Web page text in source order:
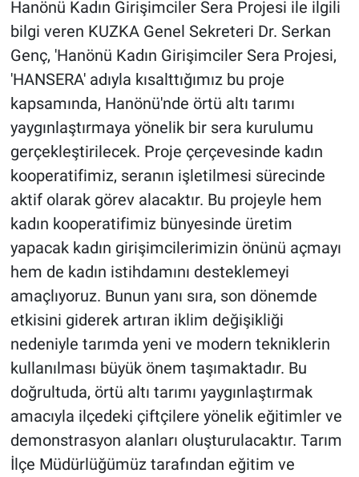
Hanönü Kadın Girişimciler Sera Projesi ile ilgili
bilgi veren KUZKA Genel Sekreteri Dr. Serkan
Genç, 'Hanönü Kadın Girişimciler Sera Projesi,
'HANSERA' adıyla kısalttığımız bu proje
kapsamında, Hanönü'nde örtü altı tarımı
yaygınlaştırmaya yönelik bir sera kurulumu
gerçekleştirilecek. Proje çerçevesinde kadın
kooperatifimiz, seranın işletilmesi sürecinde
aktif olarak görev alacaktır. Bu projeyle hem
kadın kooperatifimiz bünyesinde üretim
yapacak kadın girişimcilerimizin önünü açmayı
hem de kadın istihdamını desteklemeyi
amaçlıyoruz. Bunun yanı sıra, son dönemde
etkisini giderek artıran iklim değişikliği
nedeniyle tarımda yeni ve modern tekniklerin
kullanılması büyük önem taşımaktadır. Bu
doğrultuda, örtü altı tarımı yaygınlaştırmak
amacıyla ilçedeki çiftçilere yönelik eğitimler ve
demonstrasyon alanları oluşturulacaktır. Tarım
İlçe Müdürlüğümüz tarafından eğitim ve